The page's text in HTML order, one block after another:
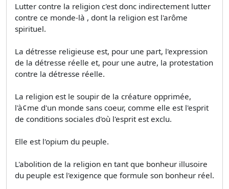
Lutter contre la religion c'est donc indirectement lutter
contre ce monde-là , dont la religion est l'arôme
spirituel.
La détresse religieuse est, pour une part, l'expression
de la détresse réelle et, pour une autre, la protestation
contre la détresse réelle.
La religion est le soupir de la créature opprimée,
l'à¢me d'un monde sans coeur, comme elle est l'esprit
de conditions sociales d'où l'esprit est exclu.
Elle est l'opium du peuple.
L'abolition de la religion en tant que bonheur illusoire
du peuple est l'exigence que formule son bonheur réel.